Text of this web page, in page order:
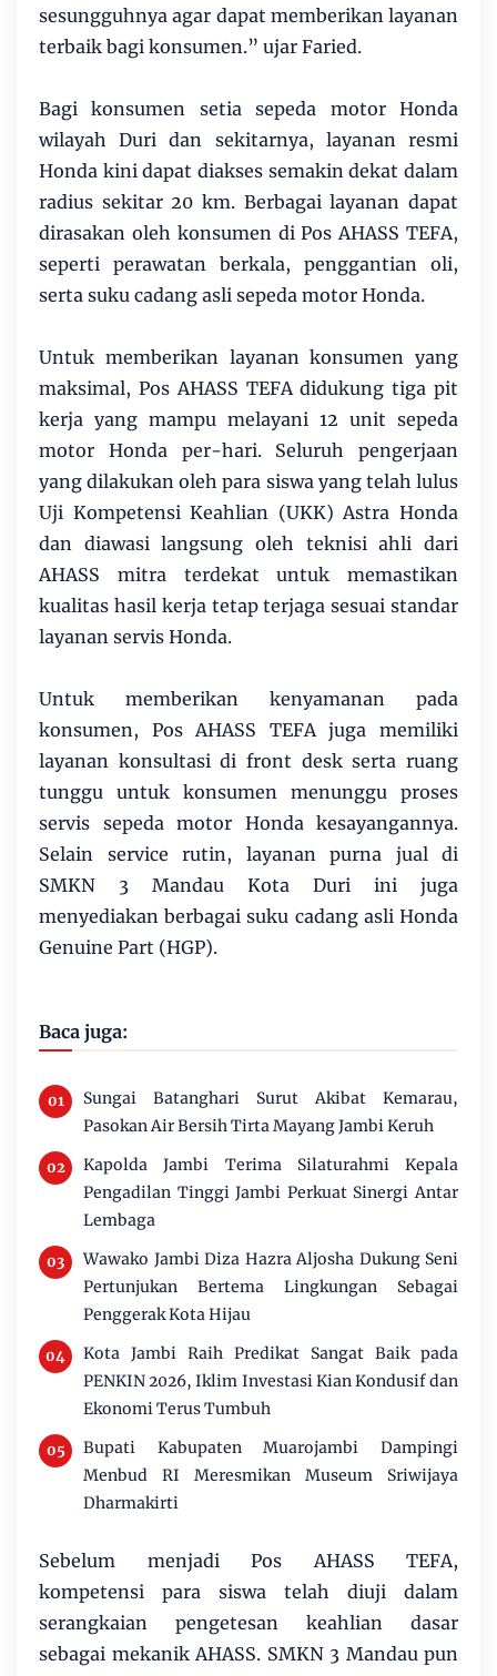
sesungguhnya agar dapat memberikan layanan
terbaik bagi konsumen.” ujar Faried.
Bagi konsumen setia sepeda motor Honda
wilayah Duri dan sekitarnya, layanan resmi
Honda kini dapat diakses semakin dekat dalam
radius sekitar 20 km. Berbagai layanan dapat
dirasakan oleh konsumen di Pos AHASS TEFA,
seperti perawatan berkala, penggantian oli,
serta suku cadang asli sepeda motor Honda.
Untuk memberikan layanan konsumen yang
maksimal, Pos AHASS TEFA didukung tiga pit
kerja yang mampu melayani 12 unit sepeda
motor Honda per-hari. Seluruh pengerjaan
yang dilakukan oleh para siswa yang telah lulus
Uji Kompetensi Keahlian (UKK) Astra Honda
dan diawasi langsung oleh teknisi ahli dari
AHASS mitra terdekat untuk memastikan
kualitas hasil kerja tetap terjaga sesuai standar
layanan servis Honda.
Untuk memberikan kenyamanan pada
konsumen, Pos AHASS TEFA juga memiliki
layanan konsultasi di front desk serta ruang
tunggu untuk konsumen menunggu proses
servis sepeda motor Honda kesayangannya.
Selain service rutin, layanan purna jual di
SMKN 3 Mandau Kota Duri ini juga
menyediakan berbagai suku cadang asli Honda
Genuine Part (HGP).
Baca juga:
Sungai Batanghari Surut Akibat Kemarau,
Pasokan Air Bersih Tirta Mayang Jambi Keruh
Kapolda Jambi Terima Silaturahmi Kepala
Pengadilan Tinggi Jambi Perkuat Sinergi Antar
Lembaga
Wawako Jambi Diza Hazra Aljosha Dukung Seni
Pertunjukan Bertema Lingkungan Sebagai
Penggerak Kota Hijau
Kota Jambi Raih Predikat Sangat Baik pada
PENKIN 2026, Iklim Investasi Kian Kondusif dan
Ekonomi Terus Tumbuh
Bupati Kabupaten Muarojambi Dampingi
Menbud RI Meresmikan Museum Sriwijaya
Dharmakirti
Sebelum menjadi Pos AHASS TEFA,
kompetensi para siswa telah diuji dalam
serangkaian pengetesan keahlian dasar
sebagai mekanik AHASS. SMKN 3 Mandau pun